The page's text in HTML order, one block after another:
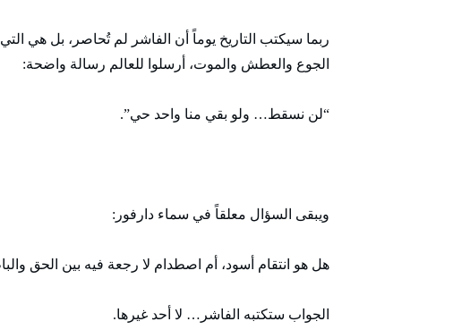
ربما سيكتب التاريخ يوماً أن الفاشر لم تُحاصر، بل هي
الجوع والعطش والموت، أرسلوا للعالم رسالة واضحة:
“لن نسقط… ولو بقي منا واحد حي”.
ويبقى السؤال معلقاً في سماء دارفور:
هل هو انتقام أسود، أم اصطدام لا رجعة فيه بين الحق
الجواب ستكتبه الفاشر… لا أحد غيرها.